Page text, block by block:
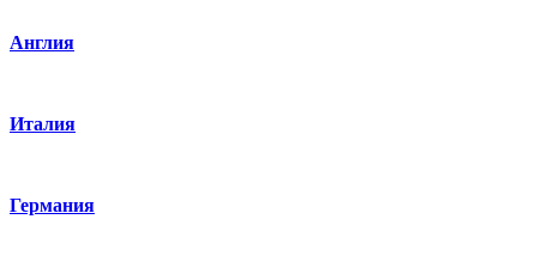
Англия
Италия
Германия